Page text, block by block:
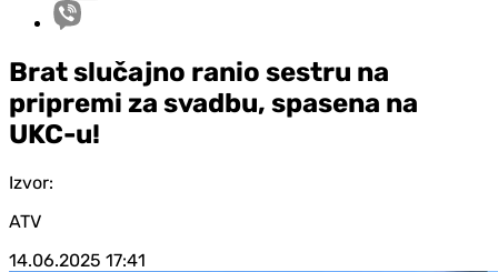
Brat slučajno ranio sestru na
pripremi za svadbu, spasena na
UKC-u!
Izvor:
ATV
14.06.2025 17:41